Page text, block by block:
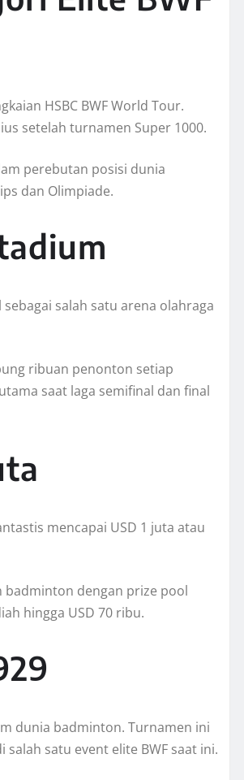
HSBC BWF World Tour.
setelah turnamen Super 1000.
perebutan posisi dunia
dan Olimpiade.
salah satu arena olahraga
ribuan penonton setiap
saat laga semifinal dan final
mencapai USD 1 juta atau
badminton dengan prize pool
hingga USD 70 ribu.
dunia badminton. Turnamen ini
satu event elite BWF saat ini.